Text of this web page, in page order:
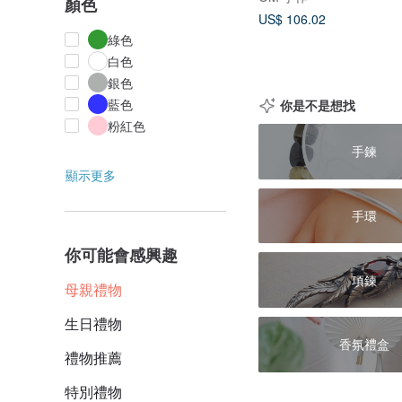
綠色
白色
銀色
藍色
粉紅色
顯示更多
你可能會感興趣
母親禮物
生日禮物
禮物推薦
特別禮物
US$ 106.02
你是不是想找
手鍊
手環
項鍊
香氛禮盒